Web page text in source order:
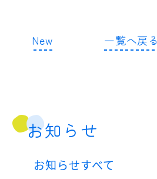
New 一覧へ戻る
お知らせ
お知らせすべて